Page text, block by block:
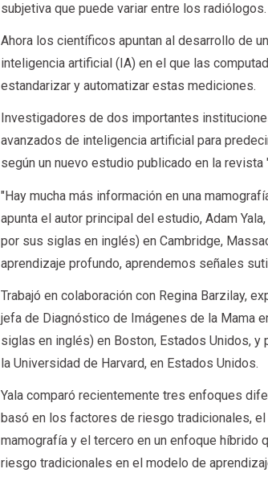
subjetiva que puede variar entre los radiólogos.
Ahora los científicos apuntan al desarrollo de
inteligencia artificial (IA) en el que las
estandarizar y automatizar estas mediciones.
Investigadores de dos importantes
avanzados de inteligencia artificial para
según un nuevo estudio publicado en la revista
"Hay mucha más información en una
apunta el autor principal del estudio, Adam
por sus siglas en inglés) en Cambridge,
aprendizaje profundo, aprendemos señales
Trabajó en colaboración con Regina Barzilay,
jefa de Diagnóstico de Imágenes de la Mama
siglas en inglés) en Boston, Estados Unidos,
la Universidad de Harvard, en Estados Unidos.
Yala comparó recientemente tres enfoques
basó en los factores de riesgo tradicionales,
mamografía y el tercero en un enfoque
riesgo tradicionales en el modelo de